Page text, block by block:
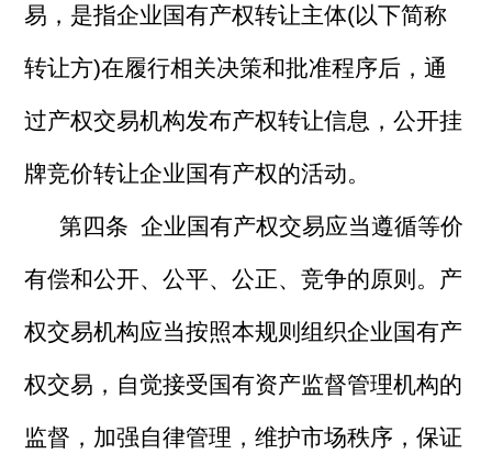
易，是指企业国有产权转让主体(以下简称
转让方)在履行相关决策和批准程序后，通
过产权交易机构发布产权转让信息，公开挂
牌竞价转让企业国有产权的活动。
第四条 企业国有产权交易应当遵循等价
有偿和公开、公平、公正、竞争的原则。产
权交易机构应当按照本规则组织企业国有产
权交易，自觉接受国有资产监督管理机构的
监督，加强自律管理，维护市场秩序，保证